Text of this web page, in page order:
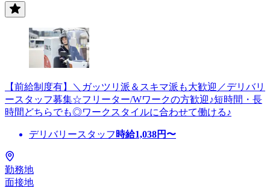
【前給制度有】＼ガッツリ派＆スキマ派も大歓迎／デリバリ
ースタッフ募集☆フリーター/Wワークの方歓迎♪短時間・長
時間どちらでも◎ワークスタイルに合わせて働ける♪
デリバリースタッフ 時給1,038円〜
勤務地
面接地